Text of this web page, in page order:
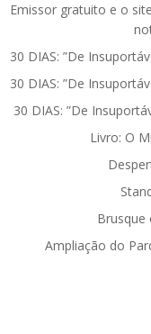
Emissor gratuito e o
30 DIAS: ”De
30 DIAS: ”De
30 DIAS: ”De
Livro: O
Brusque
Ampliação do